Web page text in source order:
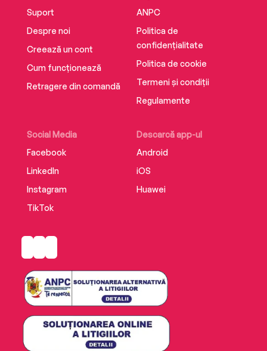
Suport
Despre noi
Creează un cont
Cum funcționează
Retragere din comandă
Social Media
Facebook
LinkedIn
Instagram
TikTok
Descarcă app-ul
Android
iOS
Huawei
ANPC
Politica de
confidențialitate
Politica de cookie
Termeni și condiții
Regulamente